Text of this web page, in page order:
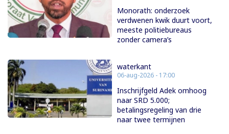
Monorath: onderzoek
verdwenen kwik duurt voort,
meeste politiebureaus
zonder camera’s
waterkant
06-aug-2026 - 17:00
Inschrijfgeld Adek omhoog
naar SRD 5.000;
betalingsregeling van drie
naar twee termijnen